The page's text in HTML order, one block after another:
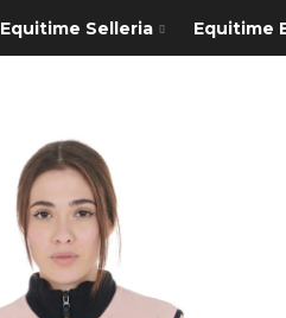
Equitime Selleria Equitime